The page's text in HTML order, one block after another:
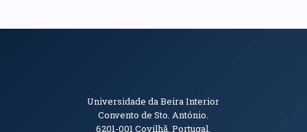
Informações de Contacto
Universidade da Beira Interior
Convento de Sto. António.
6201-001Covilhã. Portugal.